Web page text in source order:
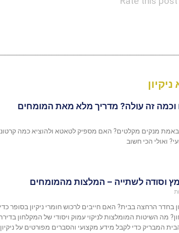
וכמה זה עולה? מדריך מלא מאת המומחים
באמת מנקים מקלטים? האם מספיק לטאטא ולהוציא כמה
ואולי הכי חשוב
וסודה לשתייה – המלצות מהמומחים
בחדר הרחצה בבית? האם חייבים לרכוש חומרי ניקיון בסופר כדי
מה השיטות המומלצות לניקוי עמוק ויסודי של המקלחון
המבריק כדי לקבל מידע מקצועי והסברים מפורטים על ניקיון